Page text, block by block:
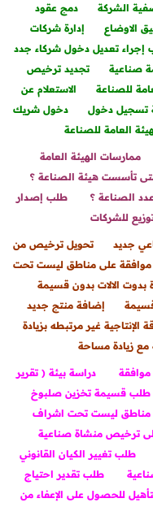
الشركة
دمج عقود
الاوضاع
إدارة شركات
إجراء تعديل دخول شركاء جدد
صناعية
تجديد ترخيص
للصناعة
الاستعلام عن
تسجيل دخول
دخول شريك
العامة للصناعة
ممارسات الهيئة العامة
تأسست هيئة الصناعة ؟
الصناعة ؟
طلب إصدار
للشركات
جديد
تحويل ترخيص من
موافقة على مناطق ليست تحت
بدوت الالات بدون قسيمة
إضافة منتج جديد
الإنتاجية غير مرتبطه بزيادة
مع زيادة مساحة
دراسة بيئة ( تقرير
طلب قسيمة تخزين صلبوخ
مناطق ليست تحت اشراف
ترخيص منشاة صناعية
طلب تغيير الكيان القانوني
طلب تقدير احتياج
للحصول على الإعفاء من